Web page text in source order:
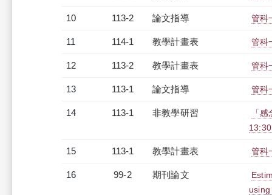
10 113-2 論文指導 管科
11 114-1 教學計畫表 管科
12 113-2 教學計畫表 管科
13 113-1 論文指導 管科
14 113-1 非教學研習
「
15 113-1 教學計畫表 管科
16 99-2 期刊論文